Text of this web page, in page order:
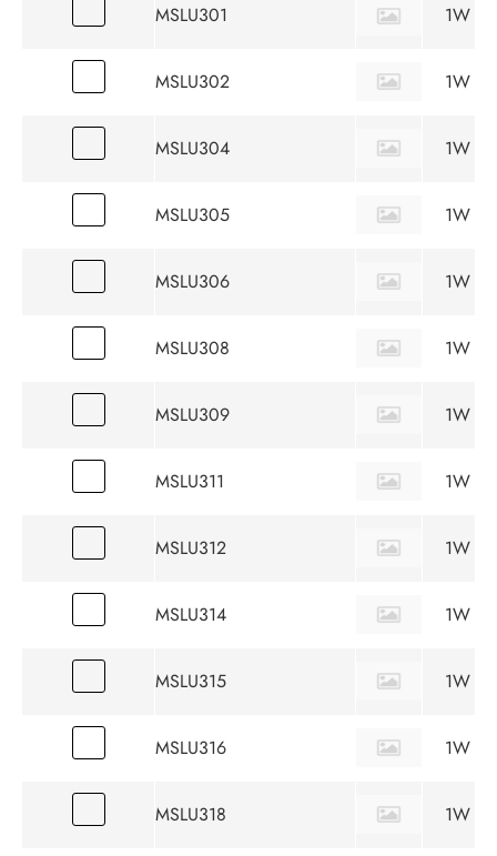
MSLU301 1W
MSLU302 1W
MSLU304 1W
MSLU305 1W
MSLU306 1W
MSLU308 1W
MSLU309 1W
MSLU311 1W
MSLU312 1W
MSLU314 1W
MSLU315 1W
MSLU316 1W
MSLU318 1W